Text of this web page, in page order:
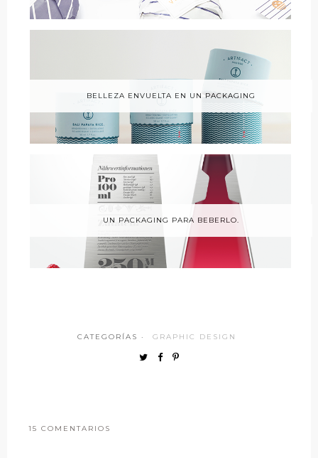
BELLEZA ENVUELTA EN UN PACKAGING
UN PACKAGING PARA BEBERLO.
CATEGORÍAS · GRAPHIC DESIGN
15 COMENTARIOS